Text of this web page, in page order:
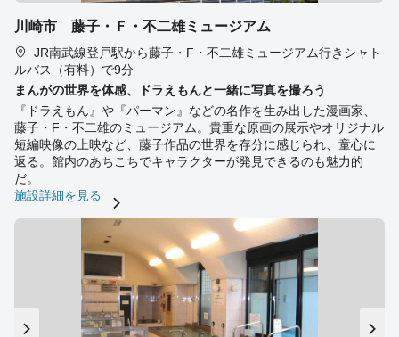
川崎市 藤子・Ｆ・不二雄ミュージアム
JR南武線登戸駅から藤子・F・不二雄ミュージアム行きシャト
ルバス（有料）で9分
まんがの世界を体感、ドラえもんと一緒に写真を撮ろう
『ドラえもん』や『パーマン』などの名作を生み出した漫画家、
藤子・F・不二雄のミュージアム。貴重な原画の展示やオリジナル
短編映像の上映など、藤子作品の世界を存分に感じられ、童心に
返る。館内のあちこちでキャラクターが発見できるのも魅力的
だ。
施設詳細を見る